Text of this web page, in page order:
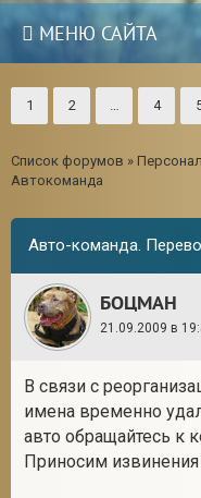
МЕНЮ САЙТА
1 2 … 4
Список форумов »
Автокоманда
Авто-команда.
БОЦМАН
21.09.2009 в
В связи с
имена временно
авто обращайтесь к
Приносим извинения